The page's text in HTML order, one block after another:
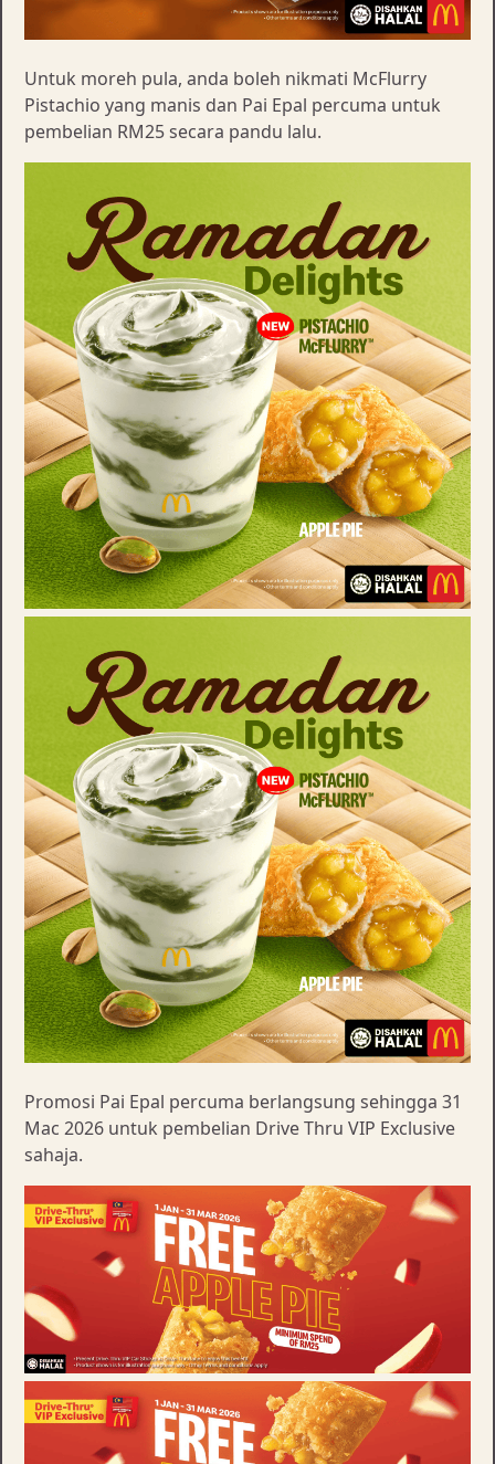
Untuk moreh pula, anda boleh nikmati McFlurry
Pistachio yang manis dan Pai Epal percuma untuk
pembelian RM25 secara pandu lalu.
Promosi Pai Epal percuma berlangsung sehingga 31
Mac 2026 untuk pembelian Drive Thru VIP Exclusive
sahaja.